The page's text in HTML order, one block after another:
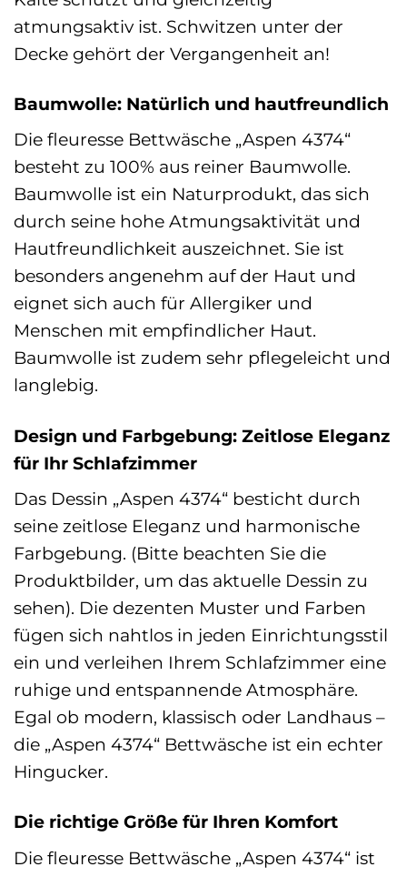
atmungsaktiv ist. Schwitzen unter der
Decke gehört der Vergangenheit an!
Baumwolle: Natürlich und hautfreundlich
Die fleuresse Bettwäsche „Aspen 4374“
besteht zu 100% aus reiner Baumwolle.
Baumwolle ist ein Naturprodukt, das sich
durch seine hohe Atmungsaktivität und
Hautfreundlichkeit auszeichnet. Sie ist
besonders angenehm auf der Haut und
eignet sich auch für Allergiker und
Menschen mit empfindlicher Haut.
Baumwolle ist zudem sehr pflegeleicht und
langlebig.
Design und Farbgebung: Zeitlose Eleganz
für Ihr Schlafzimmer
Das Dessin „Aspen 4374“ besticht durch
seine zeitlose Eleganz und harmonische
Farbgebung. (Bitte beachten Sie die
Produktbilder, um das aktuelle Dessin zu
sehen). Die dezenten Muster und Farben
fügen sich nahtlos in jeden Einrichtungsstil
ein und verleihen Ihrem Schlafzimmer eine
ruhige und entspannende Atmosphäre.
Egal ob modern, klassisch oder Landhaus –
die „Aspen 4374“ Bettwäsche ist ein echter
Hingucker.
Die richtige Größe für Ihren Komfort
Die fleuresse Bettwäsche „Aspen 4374“ ist